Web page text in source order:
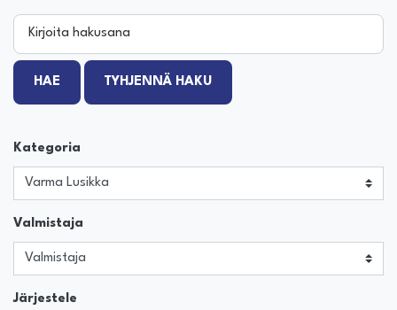
Kirjoita hakusana
HAE TYHJENNÄ HAKU
Kategoria
Valmistaja
Järjestele